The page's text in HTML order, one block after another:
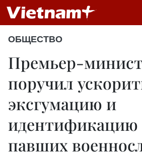
ОБЩЕСТВО
Премьер-
поручил
эксгумацию и
идентификацию
павших